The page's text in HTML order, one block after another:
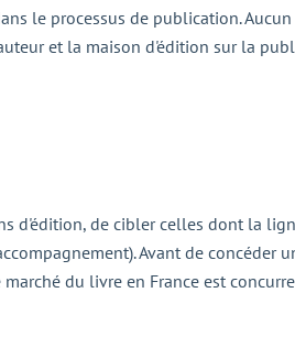
le processus de publication.
et la maison d'édition sur la
d'édition, de cibler celles dont la
Avant de concéder
du livre en France est